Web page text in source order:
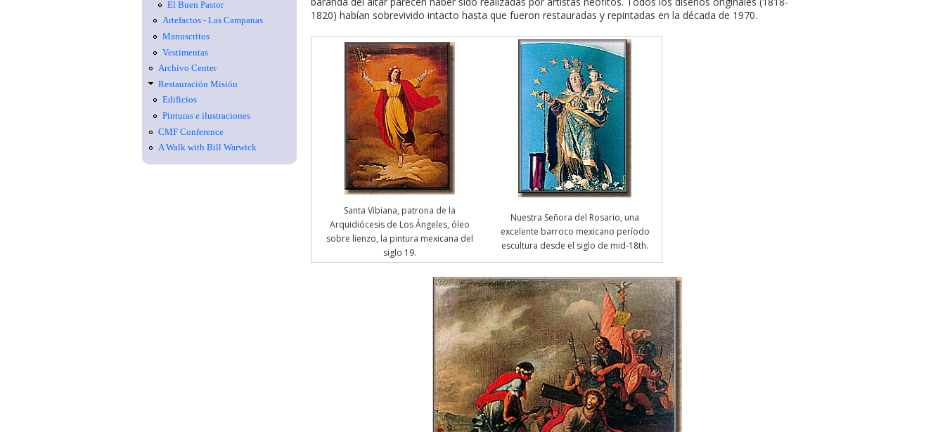
1820) habían sobrevivido intacto hasta que fueron restauradas y repintadas en la década de 1970.
Santa Vibiana, patrona de la
Arquidiócesis de Los Ángeles, óleo
sobre lienzo, la pintura mexicana del
siglo 19.
Nuestra Señora del Rosario, una
excelente barroco mexicano período
escultura desde el siglo de mid-18th.
El Buen Pastor
Artefactos - Las Campanas
Manuscritos
Vestimentas
Archivo Center
Restauración Misión
Edificios
Pinturas e ilustraciones
CMF Conference
A Walk with Bill Warwick